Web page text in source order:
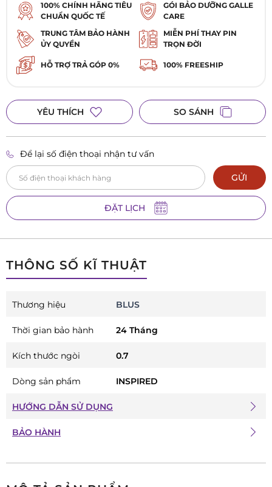
100% CHÍNH HÃNG TIÊU
CHUẨN QUỐC TẾ
GÓI BẢO DƯỠNG GALLE
CARE
TRUNG TÂM BẢO HÀNH
ỦY QUYỀN
MIỄN PHÍ THAY PIN
TRỌN ĐỜI
HỖ TRỢ TRẢ GÓP 0% 100% FREESHIP
YÊU THÍCH SO SÁNH
Để lại số điện thoại nhận tư vấn
GỬI
ĐẶT LỊCH
THÔNG SỐ KĨ THUẬT
Thương hiệu BLUS
Thời gian bảo hành 24 Tháng
Kích thước ngòi 0.7
Dòng sản phẩm INSPIRED
HƯỚNG DẪN SỬ DỤNG
BẢO HÀNH